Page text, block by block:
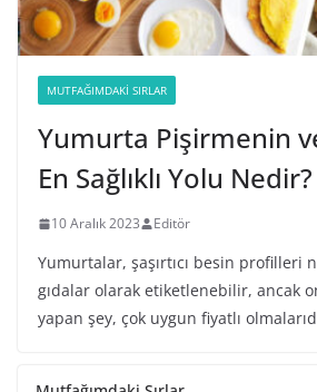
MUTFAĞIMDAKI SIRLAR
Yumurta Pişirmenin
En Sağlıklı Yolu Nedir?
10 Aralık 2023 Editör
Yumurtalar, şaşırtıcı besin profilleri
gıdalar olarak etiketlenebilir, ancak
yapan şey, çok uygun fiyatlı